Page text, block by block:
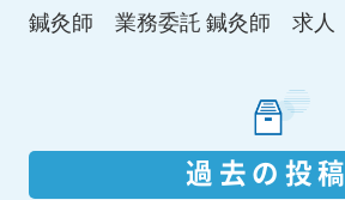
鍼灸師 業務委託 鍼灸師 求人
過去の投稿